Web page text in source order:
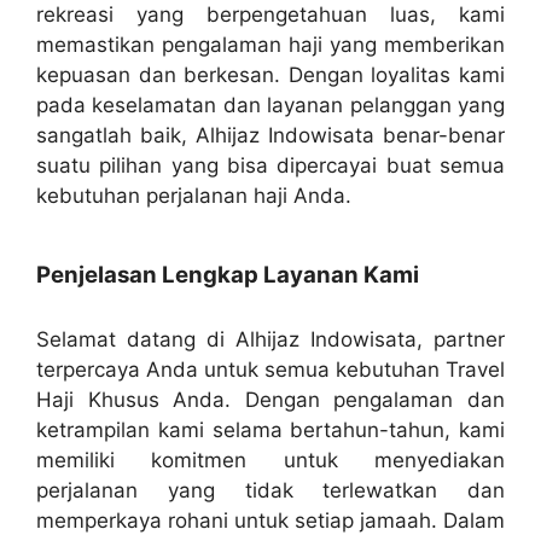
rekreasi yang berpengetahuan luas, kami
memastikan pengalaman haji yang memberikan
kepuasan dan berkesan. Dengan loyalitas kami
pada keselamatan dan layanan pelanggan yang
sangatlah baik, Alhijaz Indowisata benar-benar
suatu pilihan yang bisa dipercayai buat semua
kebutuhan perjalanan haji Anda.
Penjelasan Lengkap Layanan Kami
Selamat datang di Alhijaz Indowisata, partner
terpercaya Anda untuk semua kebutuhan Travel
Haji Khusus Anda. Dengan pengalaman dan
ketrampilan kami selama bertahun-tahun, kami
memiliki komitmen untuk menyediakan
perjalanan yang tidak terlewatkan dan
memperkaya rohani untuk setiap jamaah. Dalam